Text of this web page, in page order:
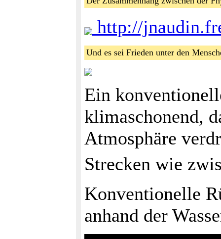
http://
Und es sei Frieden unter den
Ein
klimaschonend,
Atmosphäre
Strecken wie
Konventionelle
anhand der